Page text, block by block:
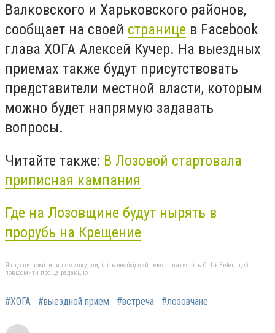
Валковского и Харьковского районов,
сообщает на своей странице в Facebook
глава ХОГА Алексей Кучер. На выездных
приемах также будут присутствовать
представители местной власти, которым
можно будет напрямую задавать
вопросы.
Читайте также: В Лозовой стартовала
приписная кампания
Где на Лозовщине будут нырять в
прорубь на Крещение
Якщо ви помітили помилку, виділіть необхідний текст і натисніть Ctrl + Enter, щоб
повідомити про це редакцію
#ХОГА #выездной прием #встреча #лозовчане